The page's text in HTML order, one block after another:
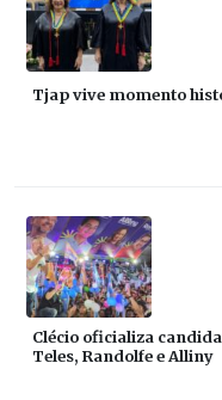
Tjap vive momento
Clécio oficializa
Teles, Randolfe e Alliny